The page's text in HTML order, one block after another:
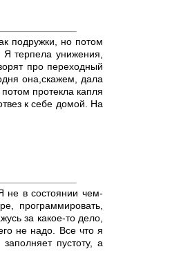
подружки, но потом
терпела унижения,
про переходный
она,скажем, дала
протекла капля
к себе домой. На
не в состоянии чем-
программировать,
за какое-то дело,
не надо. Все что я
пустоту, а